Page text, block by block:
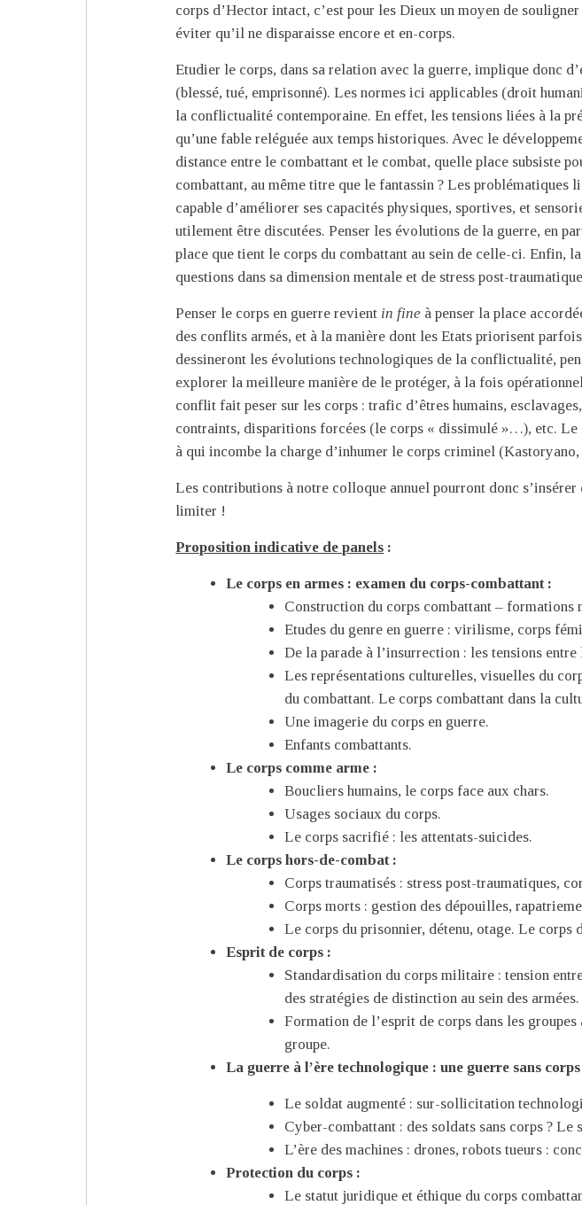
corps d’Hector intact, c’est pour les Dieux un moyen de
éviter qu’il ne disparaisse encore et en-corps.
Etudier le corps, dans sa relation avec la guerre, implique donc
(blessé, tué, emprisonné). Les normes ici applicables (droit
la conflictualité contemporaine. En effet, les tensions liées à la
qu’une fable reléguée aux temps historiques. Avec le
distance entre le combattant et le combat, quelle place subsiste
combattant, au même titre que le fantassin ? Les
capable d’améliorer ses capacités physiques, sportives, et
utilement être discutées. Penser les évolutions de la guerre, en
place que tient le corps du combattant au sein de celle-ci. Enfin,
questions dans sa dimension mentale et de stress post-
Penser le corps en guerre revient in fine à penser la place
des conflits armés, et à la manière dont les Etats priorisent
dessineront les évolutions technologiques de la conflictualité,
explorer la meilleure manière de le protéger, à la fois
conflit fait peser sur les corps : trafic d’êtres humains,
contraints, disparitions forcées (le corps « dissimulé »…), etc.
à qui incombe la charge d’inhumer le corps criminel (Kastoryano,
Les contributions à notre colloque annuel pourront donc s’insérer
limiter !
Proposition indicative de panels :
Le corps en armes : examen du corps-combattant :
Construction du corps combattant – formations
Etudes du genre en guerre : virilisme, corps
De la parade à l’insurrection : les tensions
Les représentations culturelles, visuelles du
du combattant. Le corps combattant dans la
Une imagerie du corps en guerre.
Enfants combattants.
Le corps comme arme :
Boucliers humains, le corps face aux chars.
Usages sociaux du corps.
Le corps sacrifié : les attentats-suicides.
Le corps hors-de-combat :
Corps traumatisés : stress post-traumatiques,
Corps morts : gestion des dépouilles,
Le corps du prisonnier, détenu, otage. Le corps
Esprit de corps :
Standardisation du corps militaire : tension
des stratégies de distinction au sein des armées.
Formation de l’esprit de corps dans les
groupe.
La guerre à l’ère technologique : une guerre sans
Le soldat augmenté : sur-sollicitation
Cyber-combattant : des soldats sans corps ? Le
L’ère des machines : drones, robots tueurs :
Protection du corps :
Le statut juridique et éthique du corps